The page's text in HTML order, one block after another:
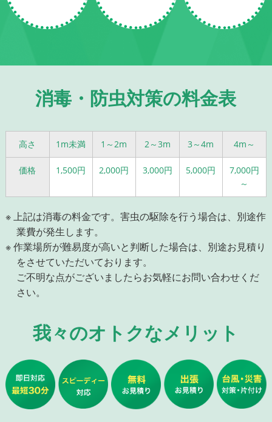
消毒・防虫対策の料金表
高さ 1m未満 1～2m 2～3m 3～4m 4m～
価格 1,500円 2,000円 3,000円 5,000円
7,000円
～
※ 上記は消毒の料金です。害虫の駆除を行う場合は、別途作
業費が発生します。
※ 作業場所が難易度が高いと判断した場合は、別途お見積り
をさせていただいております。
ご不明な点がございましたらお気軽にお問い合わせくだ
さい。
我々のオトクなメリット